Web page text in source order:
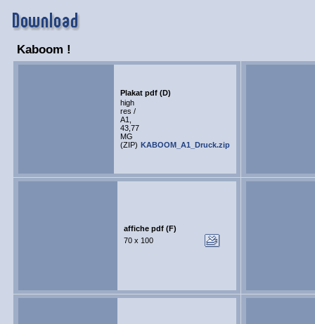
Kaboom !
Plakat pdf (D)
high
res /
A1,
43,77
MG
(ZIP) KABOOM_A1_Druck.zip
affiche pdf (F)
70 x 100